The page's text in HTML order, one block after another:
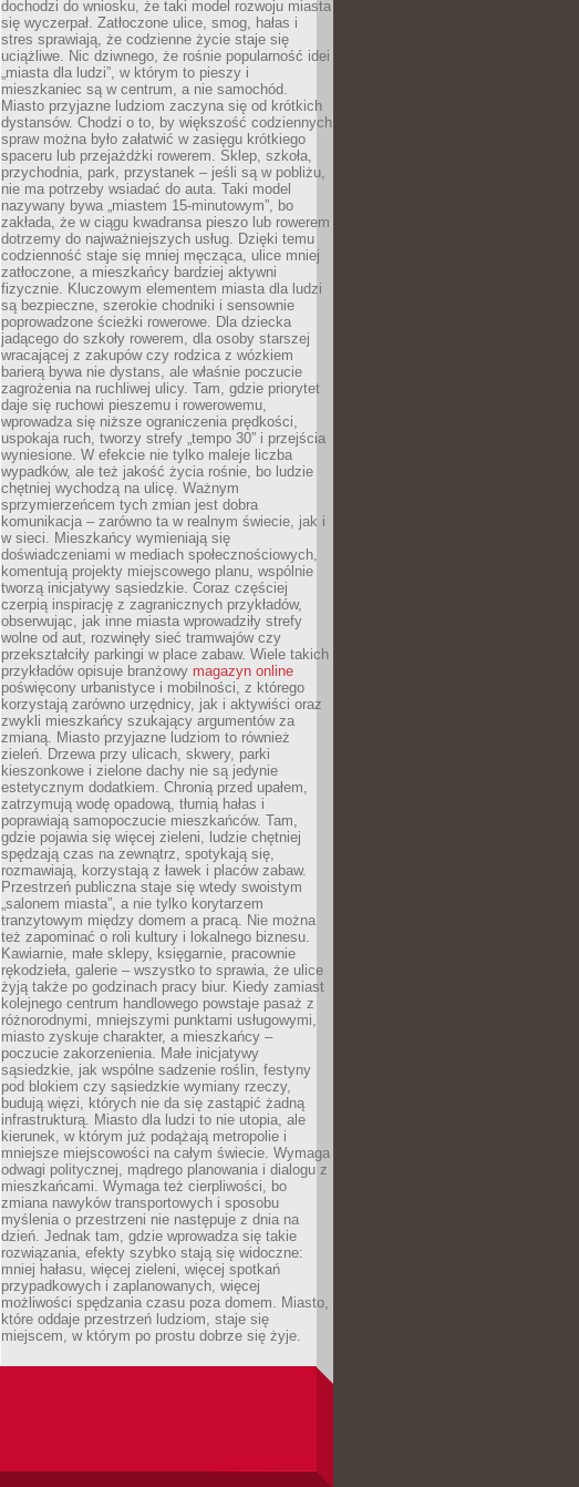
dochodzi do wniosku, że taki model rozwoju miasta
się wyczerpał. Zatłoczone ulice, smog, hałas i
stres sprawiają, że codzienne życie staje się
uciążliwe. Nic dziwnego, że rośnie popularność idei
„miasta dla ludzi”, w którym to pieszy i
mieszkaniec są w centrum, a nie samochód.
Miasto przyjazne ludziom zaczyna się od krótkich
dystansów. Chodzi o to, by większość codziennych
spraw można było załatwić w zasięgu krótkiego
spaceru lub przejażdżki rowerem. Sklep, szkoła,
przychodnia, park, przystanek – jeśli są w pobliżu,
nie ma potrzeby wsiadać do auta. Taki model
nazywany bywa „miastem 15-minutowym”, bo
zakłada, że w ciągu kwadransa pieszo lub rowerem
dotrzemy do najważniejszych usług. Dzięki temu
codzienność staje się mniej męcząca, ulice mniej
zatłoczone, a mieszkańcy bardziej aktywni
fizycznie. Kluczowym elementem miasta dla ludzi
są bezpieczne, szerokie chodniki i sensownie
poprowadzone ścieżki rowerowe. Dla dziecka
jadącego do szkoły rowerem, dla osoby starszej
wracającej z zakupów czy rodzica z wózkiem
barierą bywa nie dystans, ale właśnie poczucie
zagrożenia na ruchliwej ulicy. Tam, gdzie priorytet
daje się ruchowi pieszemu i rowerowemu,
wprowadza się niższe ograniczenia prędkości,
uspokaja ruch, tworzy strefy „tempo 30” i przejścia
wyniesione. W efekcie nie tylko maleje liczba
wypadków, ale też jakość życia rośnie, bo ludzie
chętniej wychodzą na ulicę. Ważnym
sprzymierzeńcem tych zmian jest dobra
komunikacja – zarówno ta w realnym świecie, jak i
w sieci. Mieszkańcy wymieniają się
doświadczeniami w mediach społecznościowych,
komentują projekty miejscowego planu, wspólnie
tworzą inicjatywy sąsiedzkie. Coraz częściej
czerpią inspirację z zagranicznych przykładów,
obserwując, jak inne miasta wprowadziły strefy
wolne od aut, rozwinęły sieć tramwajów czy
przekształciły parkingi w place zabaw. Wiele takich
przykładów opisuje branżowy magazyn online
poświęcony urbanistyce i mobilności, z którego
korzystają zarówno urzędnicy, jak i aktywiści oraz
zwykli mieszkańcy szukający argumentów za
zmianą. Miasto przyjazne ludziom to również
zieleń. Drzewa przy ulicach, skwery, parki
kieszonkowe i zielone dachy nie są jedynie
estetycznym dodatkiem. Chronią przed upałem,
zatrzymują wodę opadową, tłumią hałas i
poprawiają samopoczucie mieszkańców. Tam,
gdzie pojawia się więcej zieleni, ludzie chętniej
spędzają czas na zewnątrz, spotykają się,
rozmawiają, korzystają z ławek i placów zabaw.
Przestrzeń publiczna staje się wtedy swoistym
„salonem miasta”, a nie tylko korytarzem
tranzytowym między domem a pracą. Nie można
też zapominać o roli kultury i lokalnego biznesu.
Kawiarnie, małe sklepy, księgarnie, pracownie
rękodzieła, galerie – wszystko to sprawia, że ulice
żyją także po godzinach pracy biur. Kiedy zamiast
kolejnego centrum handlowego powstaje pasaż z
różnorodnymi, mniejszymi punktami usługowymi,
miasto zyskuje charakter, a mieszkańcy –
poczucie zakorzenienia. Małe inicjatywy
sąsiedzkie, jak wspólne sadzenie roślin, festyny
pod blokiem czy sąsiedzkie wymiany rzeczy,
budują więzi, których nie da się zastąpić żadną
infrastrukturą. Miasto dla ludzi to nie utopia, ale
kierunek, w którym już podążają metropolie i
mniejsze miejscowości na całym świecie. Wymaga
odwagi politycznej, mądrego planowania i dialogu z
mieszkańcami. Wymaga też cierpliwości, bo
zmiana nawyków transportowych i sposobu
myślenia o przestrzeni nie następuje z dnia na
dzień. Jednak tam, gdzie wprowadza się takie
rozwiązania, efekty szybko stają się widoczne:
mniej hałasu, więcej zieleni, więcej spotkań
przypadkowych i zaplanowanych, więcej
możliwości spędzania czasu poza domem. Miasto,
które oddaje przestrzeń ludziom, staje się
miejscem, w którym po prostu dobrze się żyje.